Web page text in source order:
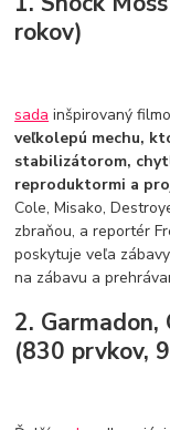
rokov)
sada inšpirovaný
veľkolepú mechu,
stabilizátorom,
reproduktormi a
Cole, Misako,
zbraňou, a reportér
poskytuje veľa
na zábavu a
2. Garmadon,
(830 prvkov,